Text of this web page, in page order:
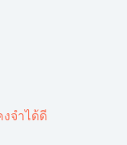
งจำได้ดี